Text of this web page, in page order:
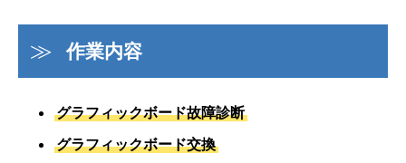
作業内容
グラフィックボード故障診断
グラフィックボード交換